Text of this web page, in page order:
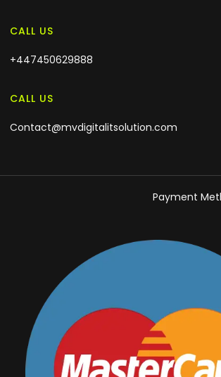
CALL US
+447450629888
CALL US
Contact@mvdigitalitsolution.com
Payment